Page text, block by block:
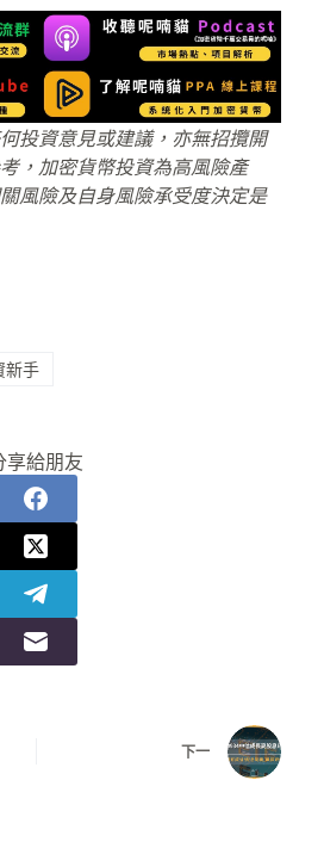
投資意見或建議，亦無招攬開
，加密貨幣投資為高風險產
風險及自身風險承受度決定是
新手
享給朋友
下一